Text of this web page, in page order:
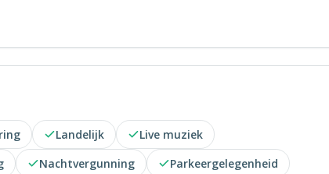
Landelijk
Live muziek
Nachtvergunning
Parkeergelegenheid